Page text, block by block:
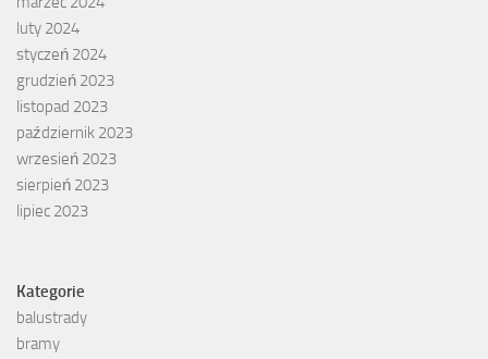
luty 2024
styczeń 2024
grudzień 2023
listopad 2023
październik 2023
wrzesień 2023
sierpień 2023
lipiec 2023
Kategorie
balustrady
bramy